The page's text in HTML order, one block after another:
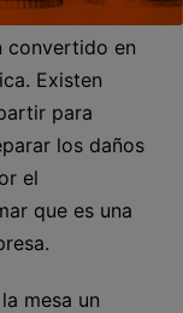
convertido en
Existen
para
los daños
el
que es una
mesa un